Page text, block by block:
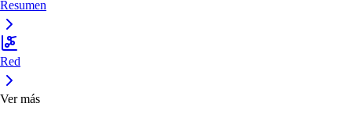
Resumen
Red
Ver más